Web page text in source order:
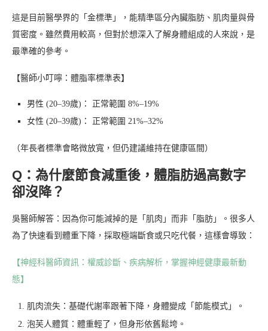
這是目前醫學界的「金標準」，能精準區分內臟脂肪、肌肉量與骨
質密度。雖然費用較高，但對於想深入了解身體組成的人來說，是
最準確的參考。
【醫師小叮嚀：體脂率標準表】
男性 (20–39歲)： 正常範圍 8%–19%
女性 (20–39歲)： 正常範圍 21%–32%
（年長者標準會略微放寬，但仍建議維持在健康區間）
Q：為什麼節食減重後，體脂肪過高數字
卻沒降？
吳醫師解答：因為你可能減掉的是「肌肉」而非「脂肪」。很多人
為了快速看到體重下降，採取極端斷食或只吃代餐，這樣會導致：
【神經科醫師資訊：權威診斷、疾病解析，掌握神經健康最新動
態】
肌肉流失：基礎代謝率跟著下降，身體變成「節能模式」。
泡芙人體質：體重輕了，但身形依舊鬆垮。